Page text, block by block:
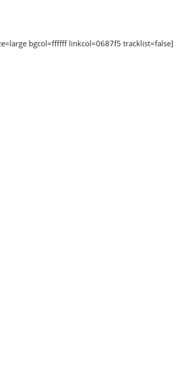
bgcol=ffffff linkcol=0687f5 tracklist=false]